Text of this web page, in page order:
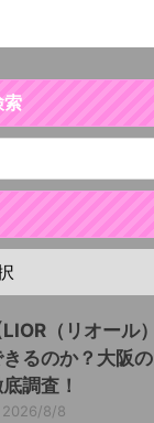
索
LIOR（リオール
きるのか？大阪
調査！
2026/8/8